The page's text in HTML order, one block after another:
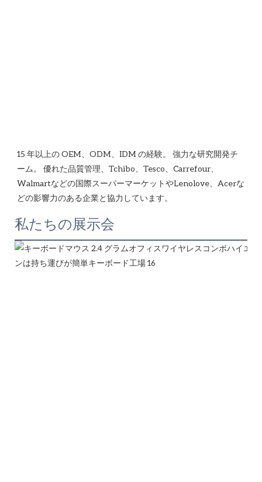
15 年以上の OEM、ODM、IDM の経験。 強力な研究開発チ
ーム。 優れた品質管理、Tchibo、Tesco、Carrefour、
Walmartなどの国際スーパーマーケットやLenolove、Acerな
私たちの展示会